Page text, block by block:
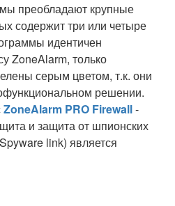
преобладают крупные
содержит три или четыре
идентичен
ZoneAlarm, только
серым цветом, т.к. они
решении.
ZoneAlarm PRO Firewall-
и защита от шпионских
link) является